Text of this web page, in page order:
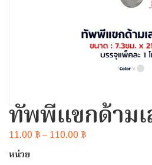
ทัพพีแขกด้ามเ
11.00฿–110.00฿
หน่วย